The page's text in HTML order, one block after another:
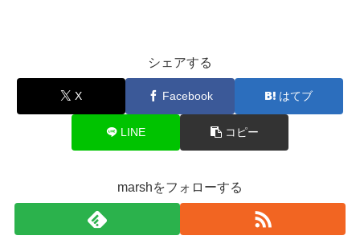
シェアする
X Facebook はてブ
LINE コピー
marshをフォローする